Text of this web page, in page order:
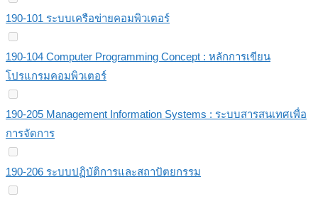
190-101 ระบบเครือข่ายคอมพิวเตอร์
190-104 Computer Programming Concept : หลักการเขียน
โปรแกรมคอมพิวเตอร์
190-205 Management Information Systems : ระบบสารสนเทศเพื่อ
การจัดการ
190-206 ระบบปฏิบัติการและสถาปัตยกรรม